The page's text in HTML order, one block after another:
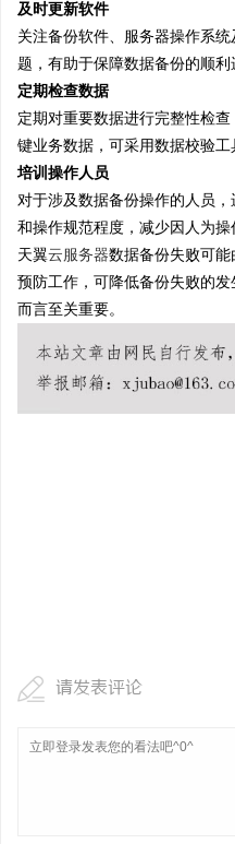
及时更新软件
关注备份软件、服务器操作系
题，有助于保障数据备份的顺
定期检查数据
定期对重要数据进行完整性检
键业务数据，可采用数据校验
培训操作人员
对于涉及数据备份操作的人员
和操作规范程度，减少因人为
天翼云服务器数据备份失败可
预防工作，可降低备份失败的
而言至关重要。
请发表评论